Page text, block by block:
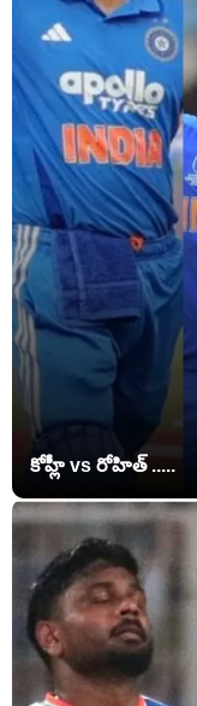
కోహ్లీ vs రోహిత్ .....